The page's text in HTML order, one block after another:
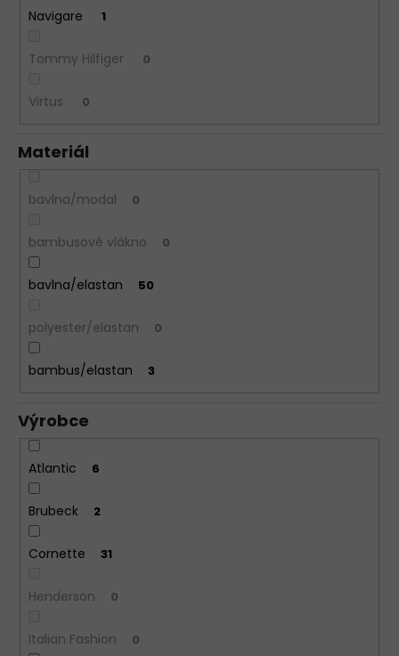
Navigare 1
Tommy Hilfiger 0
Virtus 0
Materiál
bavlna/modal 0
bambusové vlákno 0
bavlna/elastan 50
polyester/elastan 0
bambus/elastan 3
Výrobce
Atlantic 6
Brubeck 2
Cornette 31
Henderson 0
Italian Fashion 0